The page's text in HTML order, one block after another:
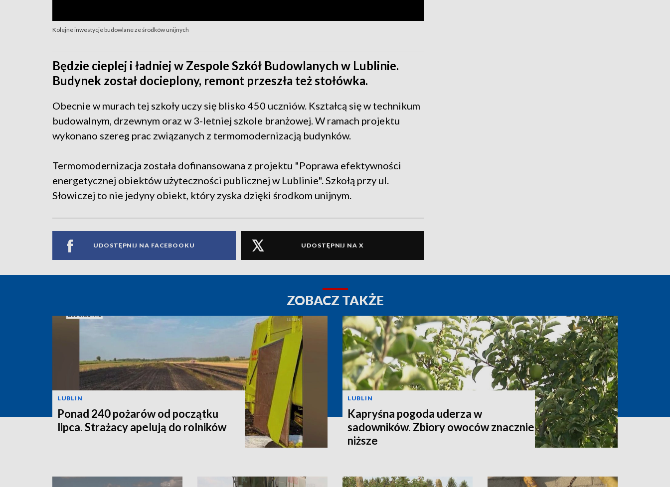
Kolejne inwestycje budowlane ze środków unijnych
Będzie cieplej i ładniej w Zespole Szkół Budowlanych w Lublinie.
Budynek został docieplony, remont przeszła też stołówka.
Obecnie w murach tej szkoły uczy się blisko 450 uczniów. Kształcą się w technikum
budowalnym, drzewnym oraz w 3-letniej szkole branżowej. W ramach projektu
wykonano szereg prac związanych z termomodernizacją budynków.
Termomodernizacja została dofinansowana z projektu "Poprawa efektywności
energetycznej obiektów użyteczności publicznej w Lublinie". Szkołą przy ul.
Słowiczej to nie jedyny obiekt, który zyska dzięki środkom unijnym.
UDOSTĘPNIJ NA FACEBOOKU UDOSTĘPNIJ NA X
ZOBACZ TAKŻE
LUBLIN
Ponad 240 pożarów od początku
lipca. Strażacy apelują do rolników
LUBLIN
Kapryśna pogoda uderza w
sadowników. Zbiory owoców znacznie
niższe